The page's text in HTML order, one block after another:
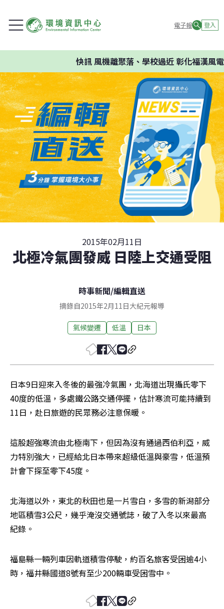
電子報 登入
快訊風機離聚落、學校過近 彰化福漢風電
2015年02月11日
北極冷氣團發威 日陸上交通受阻
時事新聞/編輯直送
摘錄自2015年2月11日大紀元報導
氣候變遷 低溫 日本
日本9日迎來入冬後的最強冷氣團，北海道出現攝氏零下
40度的低溫，多處鐵公路交通停擺，估計寒流可能持續到
11日，赴日旅遊的民眾務必注意保暖。
這股超強寒流由北極南下，但因為沒有通過西伯利亞，威
力特別強大，已經給北日本帶來超級低溫與豪雪，低溫預
計會下探至零下45度。
北海道以外，東北的秋田也是一片雪白，多雪的新潟部分
地區積雪3公尺，幾乎淹沒交通號誌，破了入冬以來最高
紀錄。
福島縣一輛列車因軌道積雪停駛，約百名旅客受困逾4小
時，福井縣國道8號有至少200輛車受困雪中。